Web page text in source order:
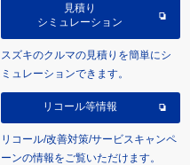
見積り
シミュレーション
スズキのクルマの見積りを簡単にシ
ミュレーションできます。
リコール等情報
リコール/改善対策/サービスキャンペ
ーンの情報をご覧いただけます。